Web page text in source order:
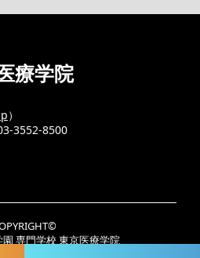
療学院
）
3552-8500
専門学校 東京医療学院